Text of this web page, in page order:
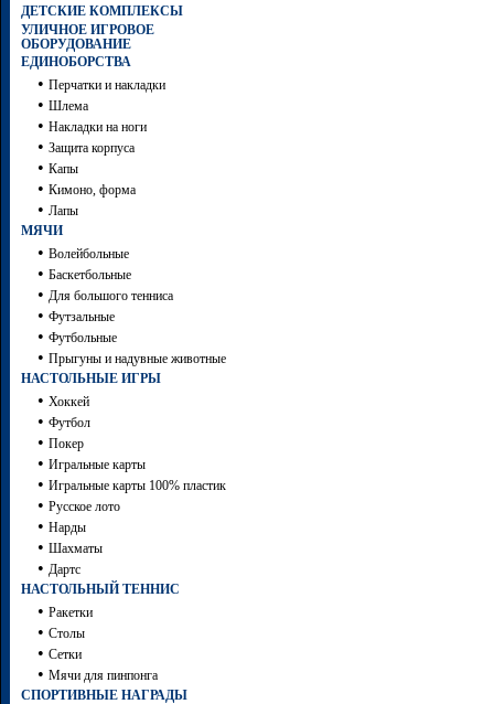
ДЕТСКИЕ КОМПЛЕКСЫ
УЛИЧНОЕ ИГРОВОЕ
ОБОРУДОВАНИЕ
ЕДИНОБОРСТВА
• Перчатки и накладки
• Шлема
• Накладки на ноги
• Защита корпуса
• Капы
• Кимоно, форма
• Лапы
МЯЧИ
• Волейбольные
• Баскетбольные
• Для большого тенниса
• Футзальные
• Футбольные
• Прыгуны и надувные животные
НАСТОЛЬНЫЕ ИГРЫ
• Хоккей
• Футбол
• Покер
• Игральные карты
• Игральные карты 100% пластик
• Русское лото
• Нарды
• Шахматы
• Дартc
НАСТОЛЬНЫЙ ТЕННИС
• Ракетки
• Столы
• Сетки
• Мячи для пинпонга
СПОРТИВНЫЕ НАГРАДЫ